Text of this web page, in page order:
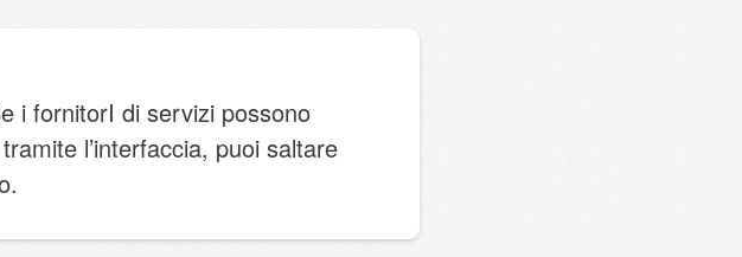
i fornitorI di servizi possono
l’interfaccia, puoi saltare